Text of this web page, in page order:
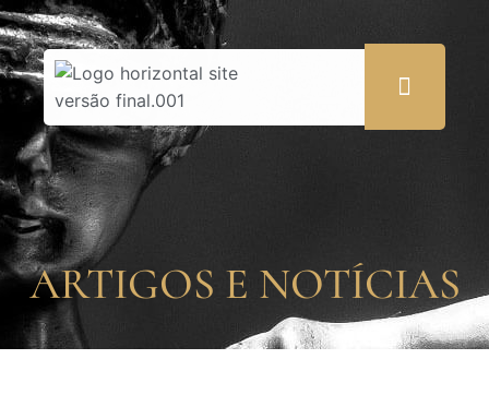
ARTIGOS E NOTÍCIAS